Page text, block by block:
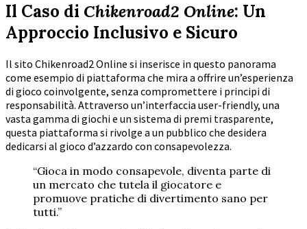
Il Caso di Chikenroad2 Online: Un
Approccio Inclusivo e Sicuro
Il sito Chikenroad2 Online si inserisce in questo panorama
come esempio di piattaforma che mira a offrire un’esperienza
di gioco coinvolgente, senza compromettere i principi di
responsabilità. Attraverso un’interfaccia user-friendly, una
vasta gamma di giochi e un sistema di premi trasparente,
questa piattaforma si rivolge a un pubblico che desidera
dedicarsi al gioco d’azzardo con consapevolezza.
“Gioca in modo consapevole, diventa parte di
un mercato che tutela il giocatore e
promuove pratiche di divertimento sano per
tutti.”